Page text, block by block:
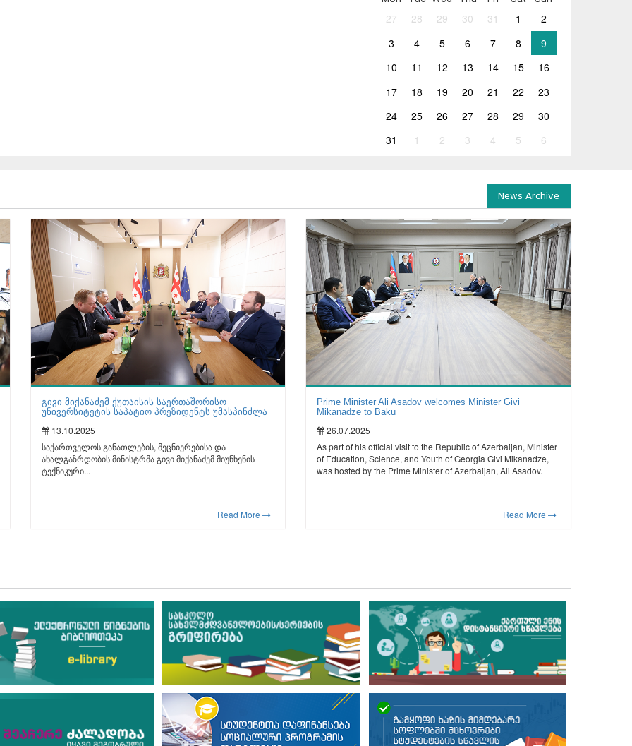
27 28 29 30 31 1
2
3
4 5 6 7 8
9
10
11 12 13 14 15
16
17
18 19 20 21 22
23
24
25 26 27 28 29
30
31
1 2 3 4 5 6
News Archive
გივი მიქანაძემ ქუთაისის საერთაშორისო
უნივერსიტეტის საპატიო პრეზიდენტს უმასპინძლა
13.10.2025
საქართველოს განათლების, მეცნიერებისა და
ახალგაზრდობის მინისტრმა გივი მიქანაძემ მიუნხენის
ტექნიკური...
Read More
Prime Minister Ali Asadov welcomes Minister Givi
Mikanadze to Baku
26.07.2025
As part of his official visit to the Republic of Azerbaijan, Minister
of Education, Science, and Youth of Georgia Givi Mikanadze,
was hosted by the Prime Minister of Azerbaijan, Ali Asadov.
Read More